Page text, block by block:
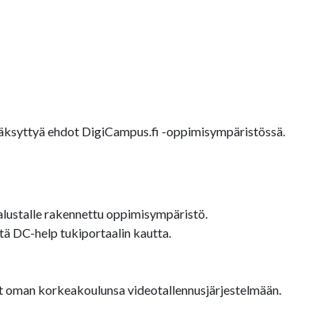
ehdot DigiCampus.fi -oppimisympäristössä.
rakennettu oppimisympäristö.
DC-help tukiportaalin kautta.
korkeakoulunsa videotallennusjärjestelmään.